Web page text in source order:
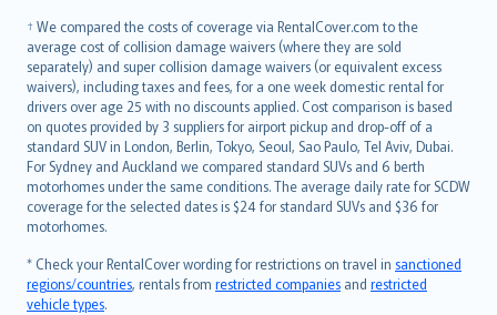
† We compared the costs of coverage via RentalCover.com to the
average cost of collision damage waivers (where they are sold
separately) and super collision damage waivers (or equivalent excess
waivers), including taxes and fees, for a one week domestic rental for
drivers over age 25 with no discounts applied. Cost comparison is based
on quotes provided by 3 suppliers for airport pickup and drop-off of a
standard SUV in London, Berlin, Tokyo, Seoul, Sao Paulo, Tel Aviv, Dubai.
For Sydney and Auckland we compared standard SUVs and 6 berth
motorhomes under the same conditions. The average daily rate for SCDW
coverage for the selected dates is $24 for standard SUVs and $36 for
motorhomes.
* Check your RentalCover wording for restrictions on travel in sanctioned
regions/countries, rentals from restricted companies and restricted
vehicle types.